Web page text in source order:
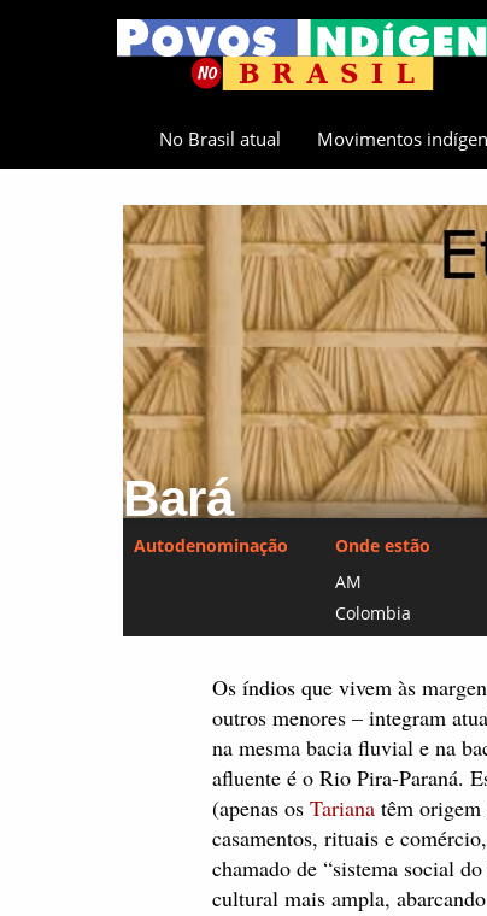
No Brasil atual Movimentos
Bará
Autodenominação Onde estão
AM
Colombia
Os índios que vivem às
outros menores – integram
na mesma bacia fluvial e na
afluente é o Rio Pira-Paraná.
(apenas os Tarianatêm origem
casamentos, rituais e
chamado de “sistema social
cultural mais ampla,